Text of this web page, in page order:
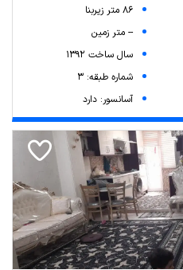
86 متر زیربنا
-- متر زمین
سال ساخت 1392
شماره طبقه: 3
آسانسور: دارد